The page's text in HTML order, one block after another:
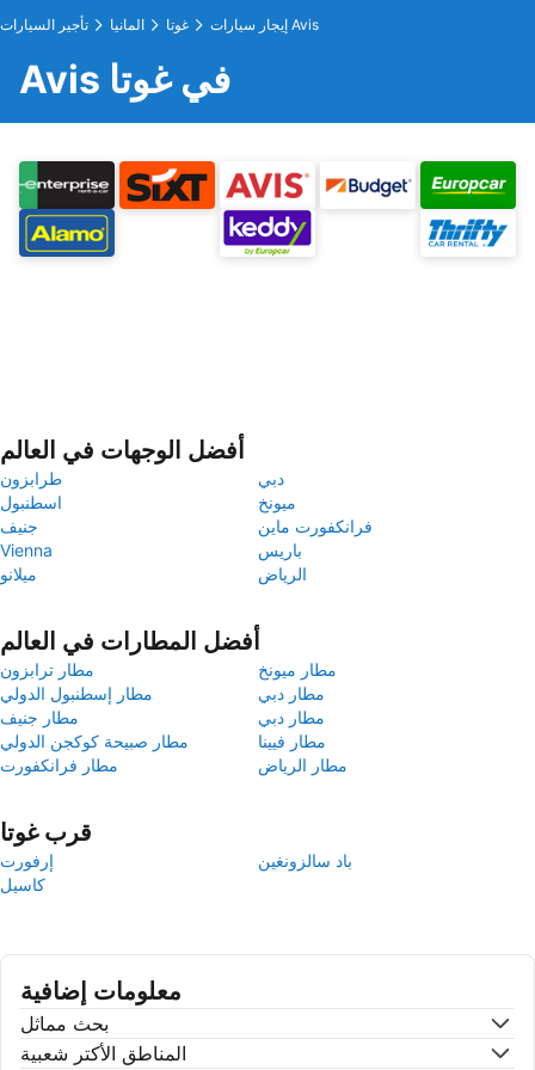
تأجير السيارات المانيا غوتا إيجار سيارات Avis
Avis في غوتا
أفضل الوجهات في العالم
طرابزون
دبي
اسطنبول
ميونخ
جنيف
فرانكفورت ماين
Vienna
باريس
ميلانو
الرياض
أفضل المطارات في العالم
مطار ترابزون
مطار ميونخ
مطار إسطنبول الدولي
مطار دبي
مطار جنيف
مطار دبي
مطار صبيحة كوكجن الدولي
مطار فيينا
مطار فرانكفورت
مطار الرياض
قرب غوتا
إرفورت
باد سالزونغين
كاسيل
معلومات إضافية
بحث مماثل
المناطق الأكتر شعبية